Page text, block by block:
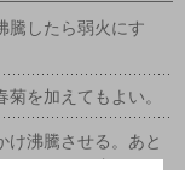
騰したら弱火にす
を加えてもよい。
け沸騰させる。あと
、コトコト煮ながら